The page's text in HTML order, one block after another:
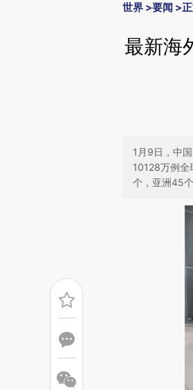
世界 >要闻 >
最新海
1月9日，中
10128万例
个，亚洲45